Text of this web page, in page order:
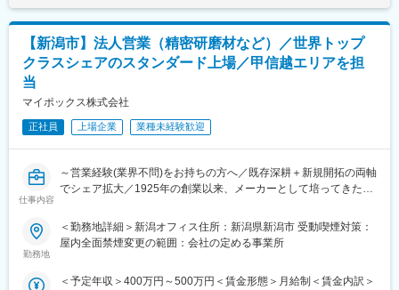
来ます。
■仕事を通じて身に着けられる知見や経験：
2輪ブレーキという安全部品は、化成精度・表面処理品質・工程安
定性のすべてが高い次元で求められます。そのため、高精度加工
くりの基盤となるスキルをに身につけられます。
変更の範囲：会社の定める業務
◎入社後すぐの業務
要素開発に伴う検証業務や工程改善業務
◎入社6か月～1年以降
・海外出張(インド)
2輪車用ブレーキ製品の「品質向上」と「コスト低減」を実現する
ための、加工工程設計、新規設備立上げ、生産ラインの自動化に
■期待される役割：
スタッフと共に仕事を進めていただき活躍していただく予定で
【新潟市】法人営業（精密研磨材など）／世界トップ
クラスシェアのスタンダード上場／甲信越エリアを担
当
マイポックス株式会社
正社員 上場企業 業種未経験歓迎
仕事内容
～営業経験(業界不問)をお持ちの方へ／既存深耕＋新規開拓の両軸
でシェア拡大／1925年の創業以来、メーカーとして培ってきた当
業～
当いただきます。既存顧客との関係構築・深耕に加え、新規顧客
勤務地
＜勤務地詳細＞新潟オフィス住所：新潟県新潟市 受動喫煙対策：
屋内全面禁煙変更の範囲：会社の定める事業所
＜予定年収＞400万円～500万円＜賃金形態＞月給制＜賃金内訳＞